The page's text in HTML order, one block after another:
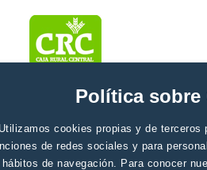
Política sobre
cookies propias y de terceros
de redes sociales y para
hábitos de navegación. Para conocer